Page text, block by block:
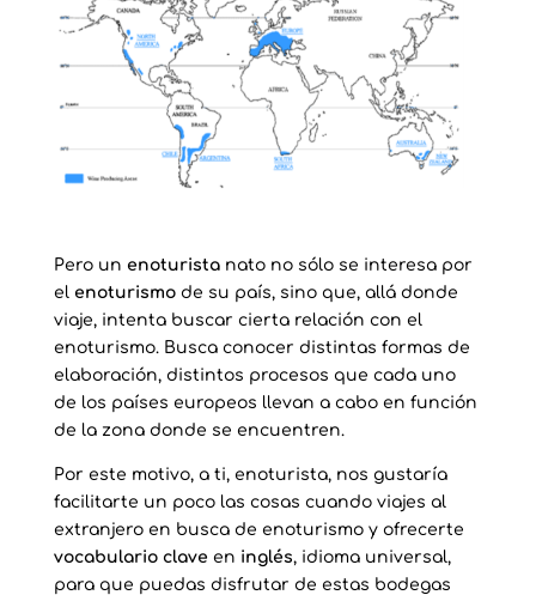
Pero un enoturistanato no sólo se interesa por
el enoturismode su país, sino que, allá donde
viaje, intenta buscar cierta relación con el
enoturismo. Busca conocer distintas formas de
elaboración, distintos procesos que cada uno
de los países europeos llevan a cabo en función
de la zona donde se encuentren.
Por este motivo, a ti, enoturista, nos gustaría
facilitarte un poco las cosas cuando viajes al
extranjero en busca de enoturismo y ofrecerte
vocabulario clave en inglés, idioma universal,
para que puedas disfrutar de estas bodegas